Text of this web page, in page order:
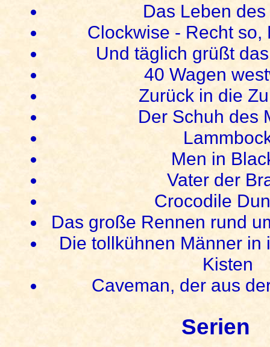
Das Leben
Clockwise - Recht so,
Und täglich grüßt
40 Wagen
Zurück in die
Der Schuh des
Men in
Vater der
Crocodile
Das große Rennen rund
Die tollkühnen Männer in
Kisten
Caveman, der aus
Serien